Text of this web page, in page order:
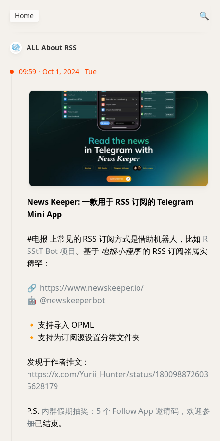
ALL About RSS
09:59 · Oct 1, 2024 · Tue
News Keeper: 一款用于 RSS 订阅的 Telegram
Mini App
#电报 上常见的 RSS 订阅方式是借助机器人，比如 R
SStT Bot 项目。基于 电报小程序的 RSS 订阅器属实
稀罕：
🔗 https://www.newskeeper.io/
🤖 @newskeeperbot
🔸 支持导入 OPML
🔸 支持为订阅源设置分类文件夹
发现于作者推文：
https://x.com/Yurii_Hunter/status/180098872603
5628179
P.S. 内群假期抽奖：5 个 Follow App 邀请码， 欢迎参
加已结束。
Home